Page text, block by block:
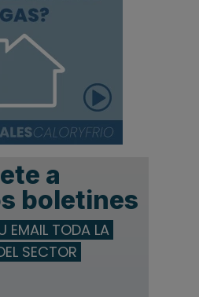
a
boletines
EMAIL TODA LA
SECTOR